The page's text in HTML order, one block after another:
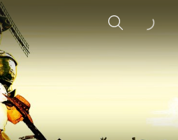
Sök